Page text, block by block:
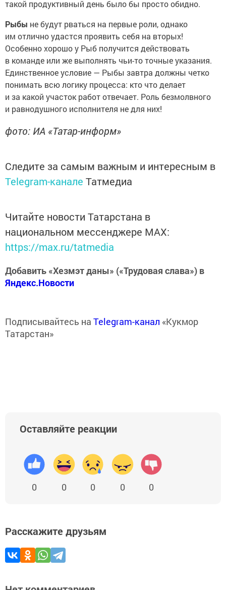
такой продуктивный день было бы просто обидно.
Рыбы не будут рваться на первые роли, однако
им отлично удастся проявить себя на вторых!
Особенно хорошо у Рыб получится действовать
в команде или же выполнять чьи-то точные указания.
Единственное условие — Рыбы завтра должны четко
понимать всю логику процесса: кто что делает
и за какой участок работ отвечает. Роль безмолвного
и равнодушного исполнителя не для них!
фото: ИА «Татар-информ»
Следите за самым важным и интересным в
Telegram-канале Татмедиа
Читайте новости Татарстана в
национальном мессенджере MАХ:
https://max.ru/tatmedia
Добавить «Хезмэт даны» («Трудовая слава») в
Яндекс.Новости
Подписывайтесь на Telegram-канал «Кукмор
Татарстан»
Оставляйте реакции
0 0 0 0 0
Расскажите друзьям